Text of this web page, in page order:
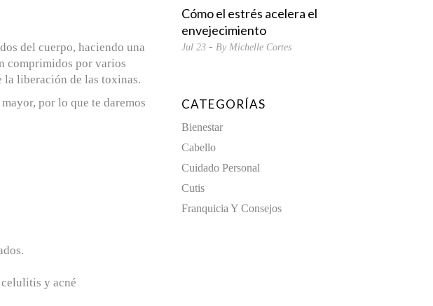
del cuerpo, haciendo una
comprimidos por varios
la liberación de las toxinas.
por lo que te daremos
y acné
Cómo el estrés acelera el
envejecimiento
Jul 23 By Michelle Cortes
CATEGORÍAS
Bienestar
Cabello
Cuidado Personal
Cutis
Franquicia Y Consejos